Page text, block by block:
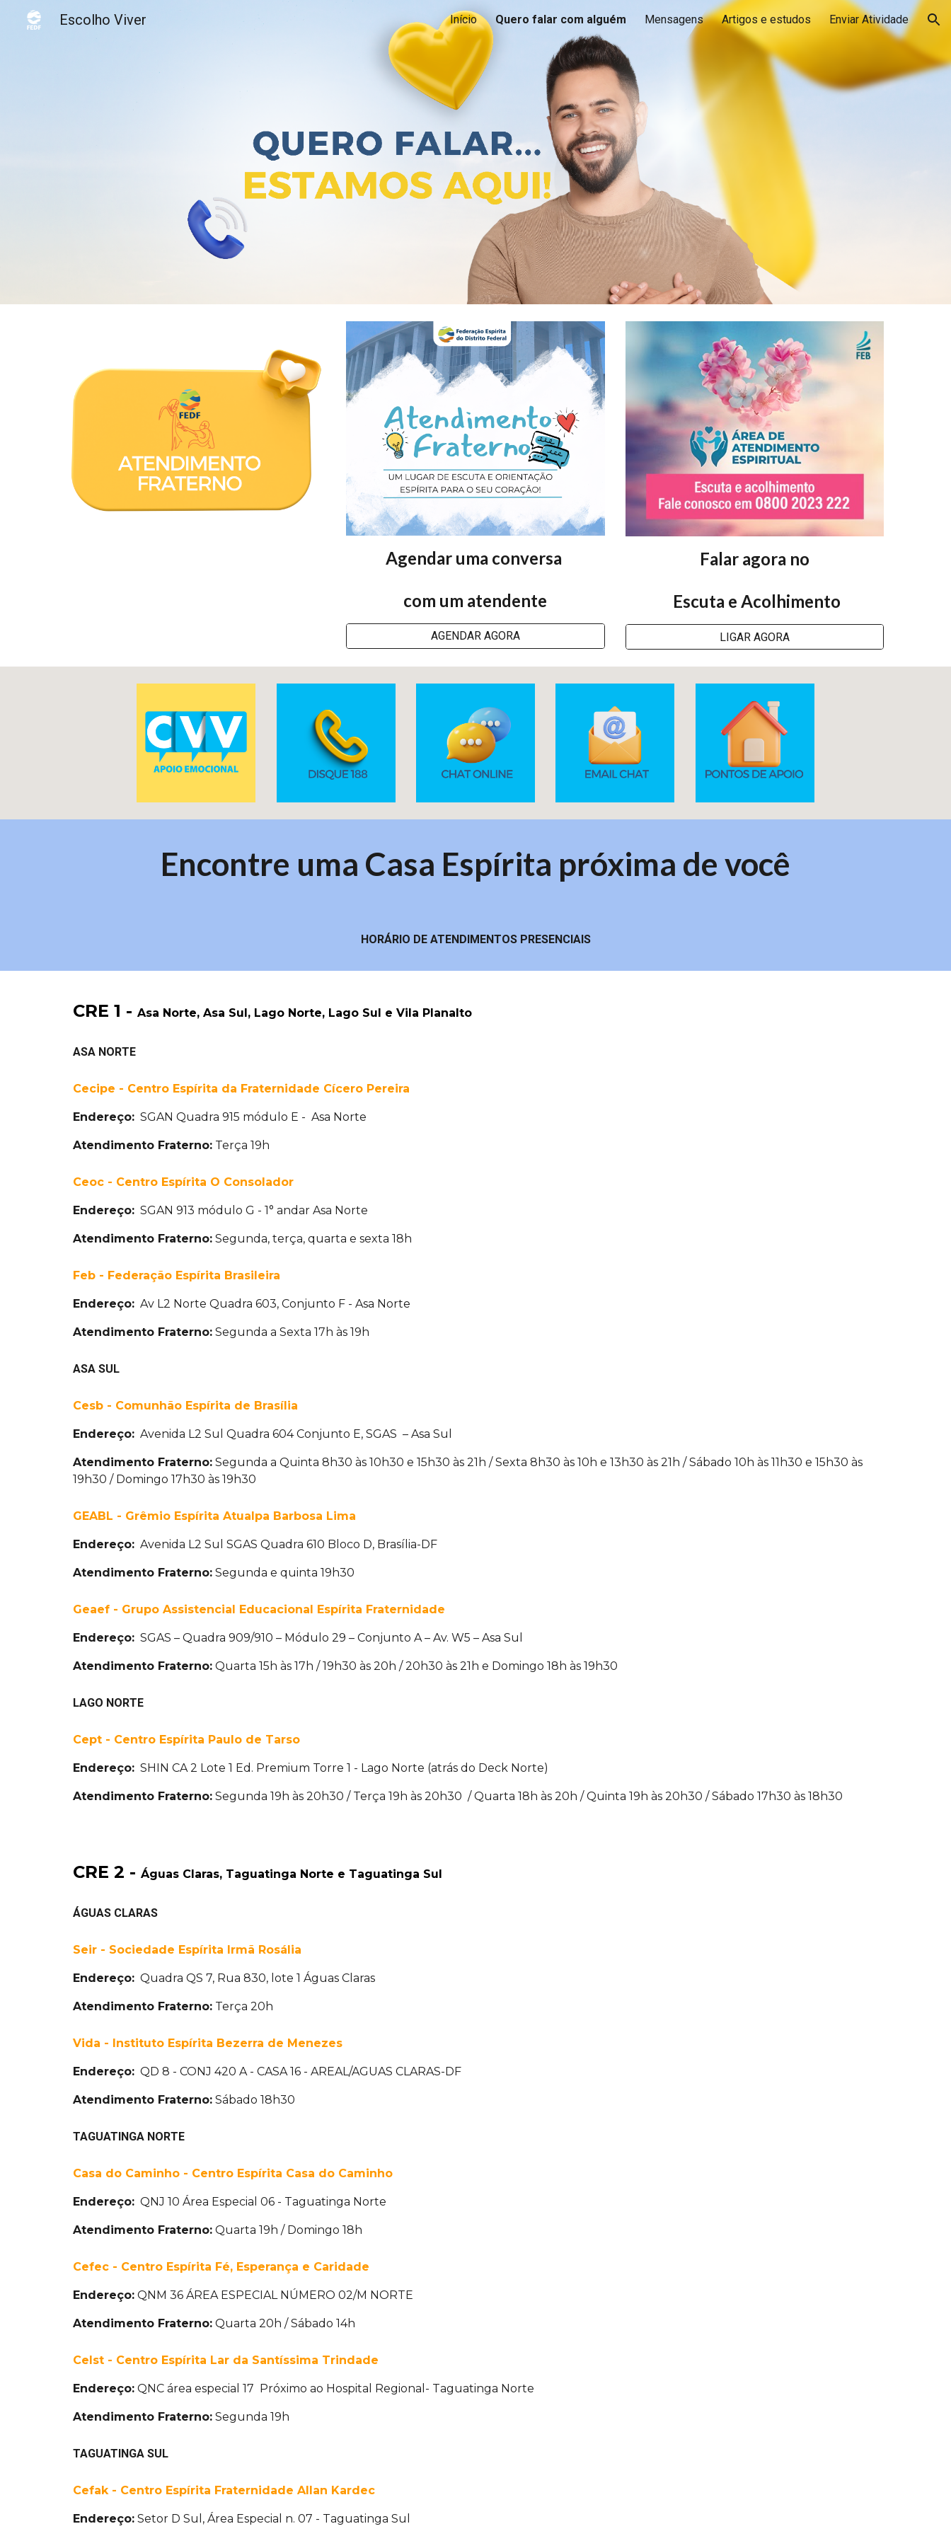
Skip to main content Skip to navigation
Escolho Viver Início Quero falar com alguém Mensagens Artigos e estudos Enviar Atividade
Agendar uma conversa
com um atendente
AGENDAR AGORA
Falar agora no
Escuta e Acolhimento
LIGAR AGORA
Encontre uma Casa Espírita próxima de você
HORÁRIO DE ATENDIMENTOS PRESENCIAIS
CRE 1 - Asa Norte, Asa Sul, Lago Norte, Lago Sul e Vila Planalto
ASA NORTE
Cecipe - Centro Espírita da Fraternidade Cícero Pereira
Endereço:SGAN Quadra 915 módulo E - Asa Norte
Atendimento Fraterno:Terça 19h
Ceoc - Centro Espírita O Consolador
Endereço: SGAN 913 módulo G - 1° andar Asa Norte
Atendimento Fraterno: Segunda, terça, quarta e sexta 18h
Feb - Federação Espírita Brasileira
Endereço: Av L2 Norte Quadra 603, Conjunto F - Asa Norte
Atendimento Fraterno: Segunda a Sexta 17h às 19h
ASA SUL
Cesb - Comunhão Espírita de Brasília
Endereço: Avenida L2 Sul Quadra 604 Conjunto E, SGAS – Asa Sul
Atendimento Fraterno: Segunda a Quinta 8h30 às 10h30 e 15h30 às 21h / Sexta 8h30 às 10h e 13h30 às 21h / Sábado 10h às 11h30 e 15h30 às
19h30 / Domingo 17h30 às 19h30
GEABL - Grêmio Espírita Atualpa Barbosa Lima
Endereço: Avenida L2 Sul SGAS Quadra 610 Bloco D, Brasília-DF
Atendimento Fraterno: Segunda e quinta 19h30
Geaef - Grupo Assistencial Educacional Espírita Fraternidade
Endereço: SGAS – Quadra 909/910 – Módulo 29 – Conjunto A – Av. W5 – Asa Sul
Atendimento Fraterno: Quarta 15h às 17h / 19h30 às 20h / 20h30 às 21h e Domingo 18h às 19h30
LAGO NORTE
Cept - Centro Espírita Paulo de Tarso
Endereço: SHIN CA 2 Lote 1 Ed. Premium Torre 1 - Lago Norte (atrás do Deck Norte)
Atendimento Fraterno: Segunda 19h às 20h30 / Terça 19h às 20h30 / Quarta 18h às 20h / Quinta 19h às 20h30 / Sábado 17h30 às 18h30
CRE 2 - Águas Claras, Taguatinga Norte e Taguatinga Sul
ÁGUAS CLARAS
Seir - Sociedade Espírita Irmã Rosália
Endereço:Quadra QS 7, Rua 830, lote 1 Águas Claras
Atendimento Fraterno:Terça 20h
Vida - Instituto Espírita Bezerra de Menezes
Endereço:QD 8 - CONJ 420 A - CASA 16 - AREAL/AGUAS CLARAS-DF
Atendimento Fraterno:Sábado 18h30
TAGUATINGA NORTE
Casa do Caminho - Centro Espírita Casa do Caminho
Endereço:QNJ 10 Área Especial 06 - Taguatinga Norte
Atendimento Fraterno:Quarta 19h / Domingo 18h
Cefec - Centro Espírita Fé, Esperança e Caridade
Endereço:QNM 36 ÁREA ESPECIAL NÚMERO 02/M NORTE
Atendimento Fraterno:Quarta 20h / Sábado 14h
Celst - Centro Espírita Lar da Santíssima Trindade
Endereço:QNC área especial 17 Próximo ao Hospital Regional- Taguatinga Norte
Atendimento Fraterno:Segunda 19h
TAGUATINGA SUL
Cefak - Centro Espírita Fraternidade Allan Kardec
Endereço:Setor D Sul, Área Especial n. 07 - Taguatinga Sul